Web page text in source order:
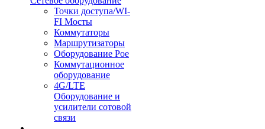
Точки доступа/WI-
FI Мосты
Коммутаторы
Маршрутизаторы
Оборудование Poe
Коммутационное
оборудование
4G/LTE
Оборудование и
усилители сотовой
связи